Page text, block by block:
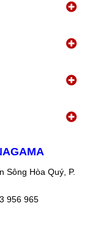
Sông Hòa Quý, P.
956 965